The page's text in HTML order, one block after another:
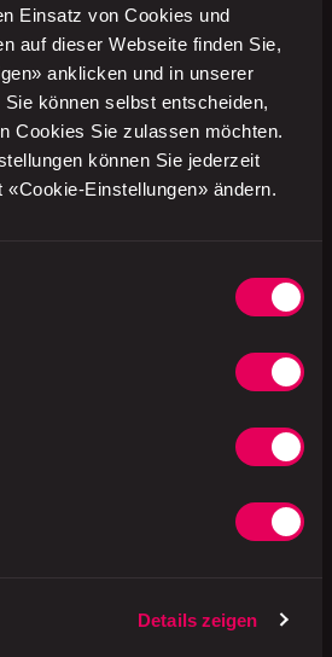
Einsatz von Cookies und
auf dieser Webseite finden Sie,
anklicken und in unserer
Sie können selbst entscheiden,
Cookies Sie zulassen möchten.
können Sie jederzeit
«Cookie-Einstellungen» ändern.
Details zeigen
in der Schweiz.